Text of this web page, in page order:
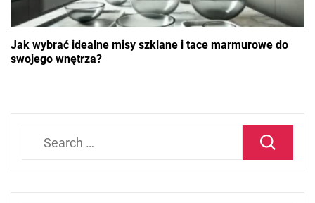
Jak wybrać idealne misy szklane i tace marmurowe do
swojego wnętrza?